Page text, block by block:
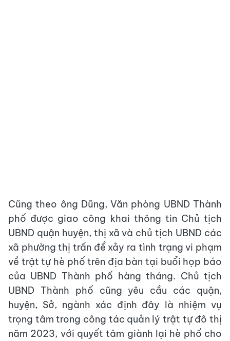
Cũng theo ông Dũng, Văn phòng UBND Thành
phố được giao công khai thông tin Chủ tịch
UBND quận huyện, thị xã và chủ tịch UBND các
xã phường thị trấn để xảy ra tình trạng vi phạm
về trật tự hè phố trên địa bàn tại buổi họp báo
của UBND Thành phố hàng tháng. Chủ tịch
UBND Thành phố cũng yêu cầu các quận,
huyện, Sở, ngành xác định đây là nhiệm vụ
trọng tâm trong công tác quản lý trật tự đô thị
năm 2023, với quyết tâm giành lại hè phố cho